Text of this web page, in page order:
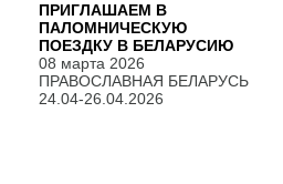
ПРИГЛАШАЕМ В
ПАЛОМНИЧЕСКУЮ
ПОЕЗДКУ В БЕЛАРУСИЮ
08 марта 2026
ПРАВОСЛАВНАЯ БЕЛАРУСЬ
24.04-26.04.2026